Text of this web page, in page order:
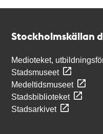
Stockholmskällan
Medioteket,
Stadsmuseet
Medeltidsmuseet
Stadsbiblioteket
Stadsarkivet